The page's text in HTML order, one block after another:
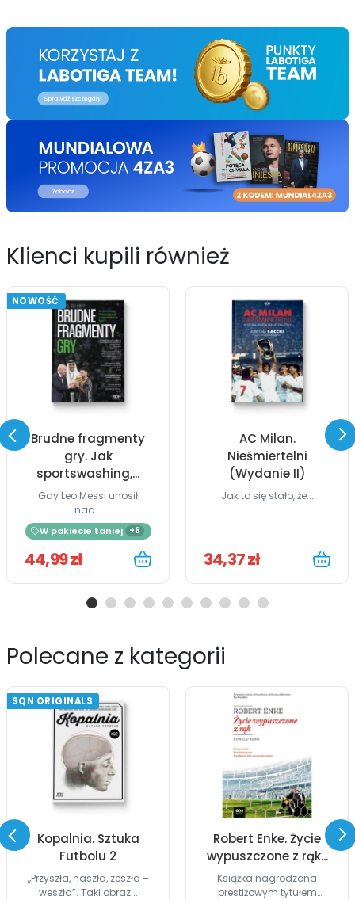
Klienci kupili również
NOWOŚĆ
Brudne fragmenty
gry. Jak
sportswashing,...
Gdy Leo Messi unosił
nad...
W pakiecie taniej +6
44,99 zł
AC Milan.
Nieśmiertelni
(Wydanie II)
Jak to się stało, że...
34,37 zł
Polecane z kategorii
SQN ORIGINALS
Kopalnia. Sztuka
Futbolu 2
„Przyszła, naszła, zeszła –
weszła”. Taki obraz...
Robert Enke. Życie
wypuszczone z rąk...
Książka nagrodzona
prestiżowym tytułem